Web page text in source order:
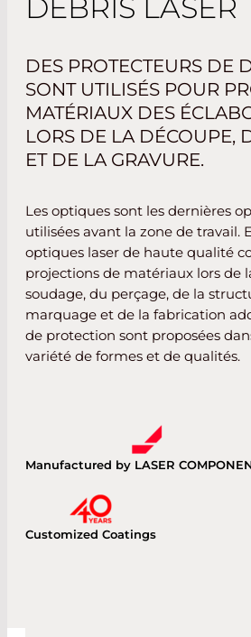
Manufactured by LASER
Customized Coatings
DÉBRIS LASER
DES PROTECTEURS DE
SONT UTILISÉS POUR
MATÉRIAUX DES
LORS DE LA DÉCOUPE,
ET DE LA GRAVURE.
Les optiques sont les dernières
utilisées avant la zone de travail.
optiques laser de haute qualité
projections de matériaux lors de
soudage, du perçage, de la
marquage et de la fabrication
de protection sont proposées
variété de formes et de qualités.